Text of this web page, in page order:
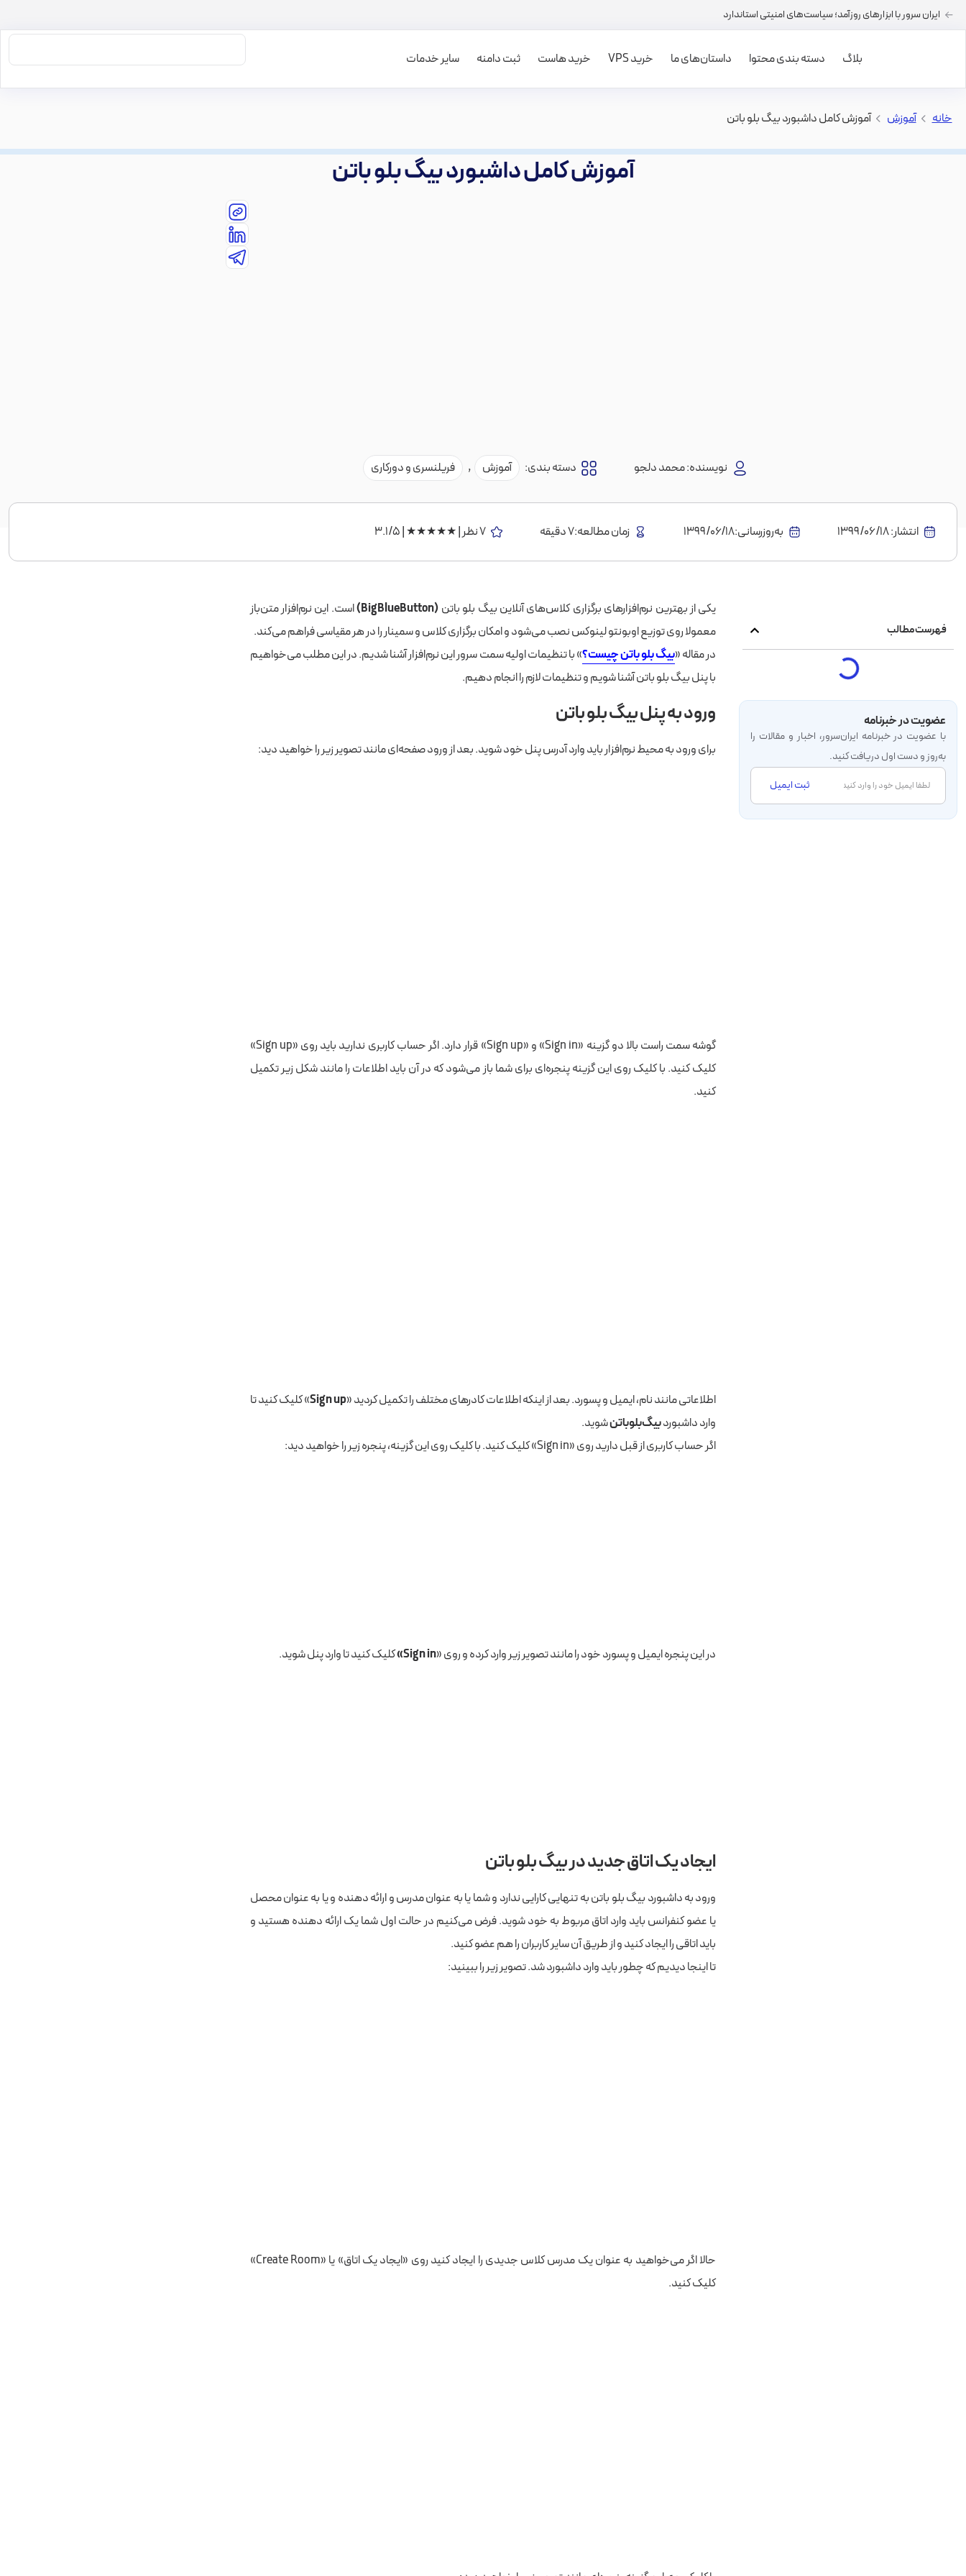
ایران سرور با ابزارهای روزآمد؛ سیاست‌های امنیتی استاندارد
بلاگ دسته بندی محتوا داستان‌های ما خرید VPS خرید هاست ثبت دامنه سایر خدمات
خانه > آموزش > آموزش کامل داشبورد بیگ بلو باتن
آموزش کامل داشبورد بیگ بلو باتن
نویسنده:محمد دلجو دسته بندی: آموزش , فریلنسری و دورکاری
انتشار:1399/06/18 به‌روز‌رسانی:۱۳۹۹/۰۶/۱۸ زمان مطالعه:7 دقیقه 7 نظر | ★★★★★ | 3.1/5
فهرست مطالب
عضویت در خبرنامه
با عضویت در خبرنامه‌ ایران‌سرور، اخبار و مقالات را
به‌روز و دست اول دریافت کنید.
ثبت ایمیل
یکی از بهترین نرم‌افزارهای برگزاری کلاس‌های آنلاین بیگ بلو باتن (BigBlueButton)
است. این نرم‌افزار متن‌باز
معمولا روی توزیع اوبونتو لینوکس نصب می‌شود و امکان برگزاری کلاس و سمینار را در هر مقیاسی فراهم می‌کند.
در مقاله «بیگ بلو باتن چیست؟» با تنظیمات اولیه سمت سرور این نرم‌افزار آشنا شدیم. در این مطلب می‌خواهیم
با پنل بیگ بلو باتن آشنا شویم و تنظیمات لازم را انجام دهیم.
ورود به پنل بیگ بلو باتن
برای ورود به محیط نرم‌افزار باید وارد آدرس پنل خود شوید. بعد از ورود صفحه‌ای مانند تصویر زیر را خواهید دید:
گوشه سمت راست بالا دو گزینه «Sign in» و «Sign up» قرار دارد. اگر حساب کاربری ندارید باید روی «Sign up»
کلیک کنید. با کلیک روی این گزینه پنجره‌ای برای شما باز می‌شود که در آن باید اطلاعات را مانند شکل زیر تکمیل
کنید.
اطلاعاتی مانند نام، ایمیل و پسورد. بعد از اینکه اطلاعات کادرهای مختلف را تکمیل کردید «Sign up» کلیک کنید تا
وارد داشبوردبیگ‌بلوباتنشوید.
اگر حساب کاربری از قبل دارید روی «Sign in» کلیک کنید. با کلیک روی این گزینه، پنجره زیر را خواهید دید:
در این پنجره ایمیل و پسورد خود را مانند تصویر زیر وارد کرده و روی «Sign in» کلیک کنید تا وارد پنل شوید.
ایجاد یک اتاق جدید در بیگ بلو باتن
ورود به داشبورد بیگ بلو باتن به تنهایی کارایی ندارد و شما یا به عنوان مدرس و ارائه دهنده و یا به عنوان محصل
یا عضو کنفرانس باید وارد اتاق مربوط به خود شوید. فرض می‌کنیم در حالت اول شما یک ارائه دهنده هستید و
باید اتاقی را ایجاد کنید و از طریق آن سایر کاربران را هم عضو کنید.
تا اینجا دیدیم که چطور باید وارد داشبورد شد. تصویر زیر را ببینید:
حالا اگر می‌خواهید به عنوان یک مدرس کلاس جدیدی را ایجاد کنید روی «ایجاد یک اتاق» یا «Create Room»
کلیک کنید.